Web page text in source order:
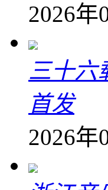
2026年
三十六
首发
2026年